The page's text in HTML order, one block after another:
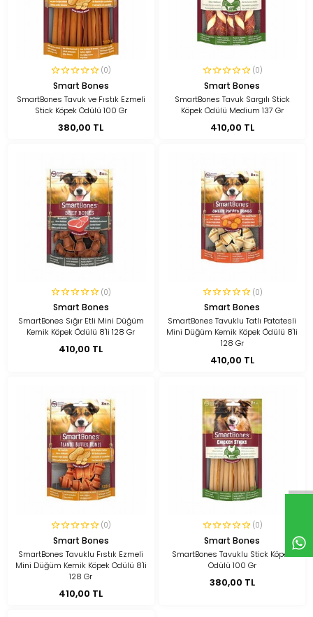
(0)
Smart Bones
SmartBones Tavuk ve Fıstık Ezmeli
Stick Köpek Ödülü 100 Gr
380,00 TL
(0)
Smart Bones
SmartBones Tavuk Sargılı Stick
Köpek Ödülü Medium 137 Gr
410,00 TL
(0)
Smart Bones
SmartBones Sığır Etli Mini Düğüm
Kemik Köpek Ödülü 8'li 128 Gr
410,00 TL
(0)
Smart Bones
SmartBones Tavuklu Tatlı Patatesli
Mini Düğüm Kemik Köpek Ödülü 8'li
128 Gr
410,00 TL
(0)
Smart Bones
SmartBones Tavuklu Fıstık Ezmeli
Mini Düğüm Kemik Köpek Ödülü 8'li
128 Gr
410,00 TL
(0)
Smart Bones
SmartBones Tavuklu Stick Köpek
Ödülü 100 Gr
380,00 TL